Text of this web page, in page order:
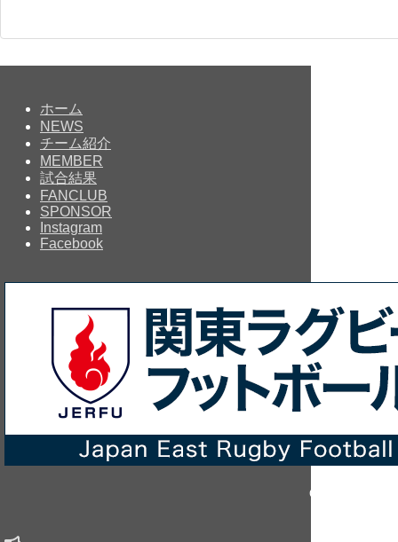
ホーム
NEWS
チーム紹介
MEMBER
試合結果
FANCLUB
SPONSOR
Instagram
Facebook
Copyright ©